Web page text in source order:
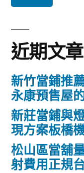
鍵
字:
近期文章
新竹當鋪推
永康預售屋
新莊當鋪與
現方案板橋
松山區當舖
射費用正規